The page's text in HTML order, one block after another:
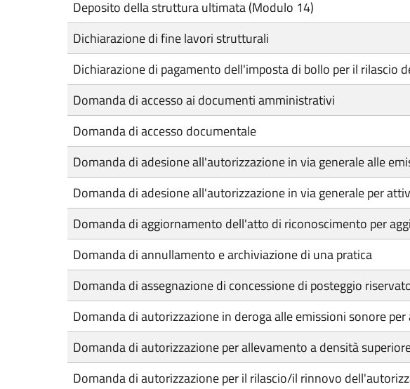
Deposito della struttura ultimata (Modulo 14)
Dichiarazione di fine lavori strutturali
Dichiarazione di pagamento dell'imposta di bollo per il rilascio
Domanda di accesso ai documenti amministrativi
Domanda di accesso documentale
Domanda di adesione all'autorizzazione in via generale alle
Domanda di adesione all'autorizzazione in via generale per
Domanda di aggiornamento dell'atto di riconoscimento per
Domanda di annullamento e archiviazione di una pratica
Domanda di assegnazione di concessione di posteggio
Domanda di autorizzazione in deroga alle emissioni sonore
Domanda di autorizzazione per allevamento a densità
Domanda di autorizzazione per il rilascio/il rinnovo